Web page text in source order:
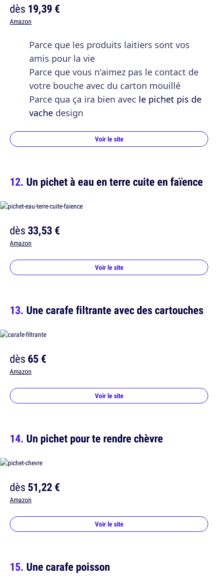
dès19,39 €
Amazon
Parce que les produits laitiers sont vos
amis pour la vie
Parce que vous n'aimez pas le contact de
votre bouche avec du carton mouillé
Parce qua ça ira bien avec le pichet pis de
vache design
Voir le site
Un pichet à eau en terre cuite en faïence
dès33,53 €
Amazon
Voir le site
Une carafe filtrante avec des cartouches
dès65 €
Amazon
Voir le site
Un pichet pour te rendre chèvre
dès51,22 €
Amazon
Voir le site
Une carafe poisson